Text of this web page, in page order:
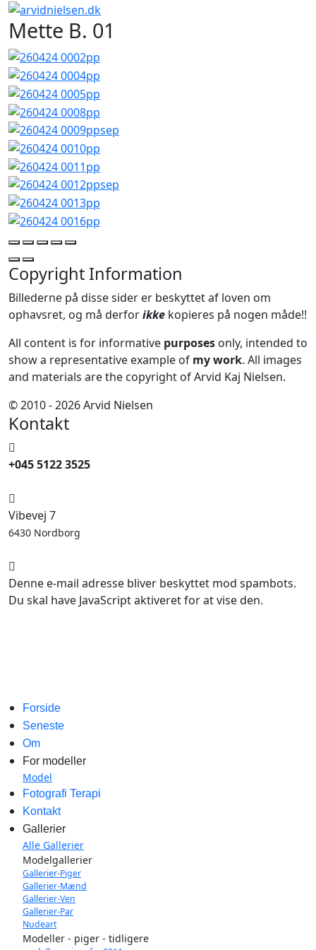
Mette B. 01
Copyright Information
Billederne på disse sider er beskyttet af loven om
ophavsret, og må derforikke kopieres på nogen måde!!
All content is for informative purposes only, intended to
show a representative example of my work. All images
and materials are the copyright of Arvid Kaj Nielsen.
© 2010 - 2026 Arvid Nielsen
Kontakt
+045 5122 3525
Vibevej 7
6430 Nordborg
Denne e-mail adresse bliver beskyttet mod spambots.
Du skal have JavaScript aktiveret for at vise den.
Forside
Seneste
Om
For modeller
Model
Fotografi Terapi
Kontakt
Gallerier
Alle Gallerier
Modelgallerier
Gallerier-Piger
Gallerier-Mænd
Gallerier-Ven
Gallerier-Par
Nudeart
Modeller - piger - tidligere